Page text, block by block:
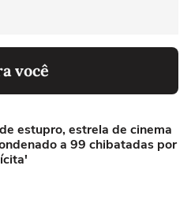
você
estupro, estrela de cinema
a 99 chibatadas por